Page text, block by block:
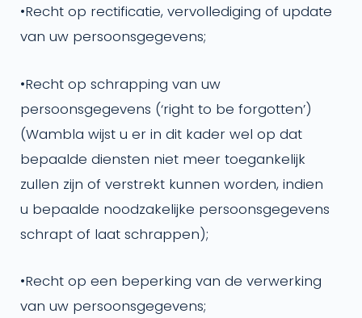
•Recht op rectificatie, vervollediging of update
van uw persoonsgegevens;
•Recht op schrapping van uw
persoonsgegevens (‘right to be forgotten’)
(Wambla wijst u er in dit kader wel op dat
bepaalde diensten niet meer toegankelijk
zullen zijn of verstrekt kunnen worden, indien
u bepaalde noodzakelijke persoonsgegevens
schrapt of laat schrappen);
•Recht op een beperking van de verwerking
van uw persoonsgegevens;